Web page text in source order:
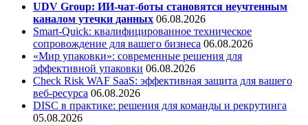
UDV Group: ИИ-чат-боты становятся неучтенным
каналом утечки данных 06.08.2026
Smart-Quick: квалифицированное техническое
сопровождение для вашего бизнеса 06.08.2026
«Мир упаковки»: современные решения для
эффективной упаковки 06.08.2026
Check Risk WAF SaaS: эффективная защита для вашего
веб-ресурса 06.08.2026
DISC в практике: решения для команды и рекрутинга
05.08.2026